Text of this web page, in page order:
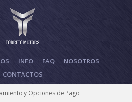
INFO FAQ
NOSOTROS
CONTACTOS
y Opciones de Pago